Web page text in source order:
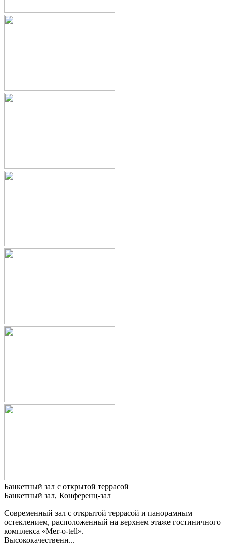
Банкетный зал с открытой террасой
Банкетный зал, Конференц-зал
Современный зал с открытой террасой и панорамным
остеклением, расположенный на верхнем этаже гостиничного
комплекса «Mer-o-tell».
Высококачественн...